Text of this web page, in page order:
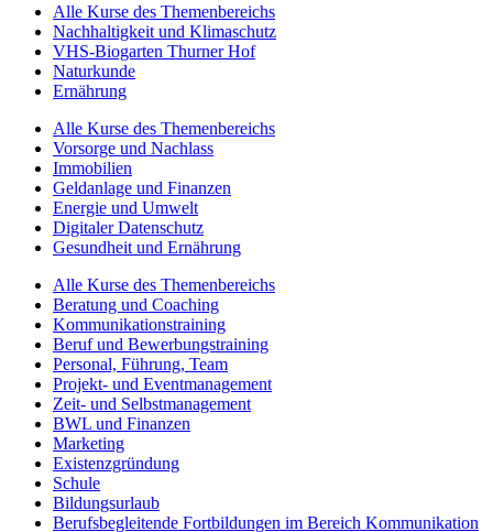
Alle Kurse des Themenbereichs
Nachhaltigkeit und Klimaschutz
VHS-Biogarten Thurner Hof
Naturkunde
Ernährung
Alle Kurse des Themenbereichs
Vorsorge und Nachlass
Immobilien
Geldanlage und Finanzen
Energie und Umwelt
Digitaler Datenschutz
Gesundheit und Ernährung
Alle Kurse des Themenbereichs
Beratung und Coaching
Kommunikationstraining
Beruf und Bewerbungstraining
Personal, Führung, Team
Projekt- und Eventmanagement
Zeit- und Selbstmanagement
BWL und Finanzen
Marketing
Existenzgründung
Schule
Bildungsurlaub
Berufsbegleitende Fortbildungen im Bereich Kommunikation